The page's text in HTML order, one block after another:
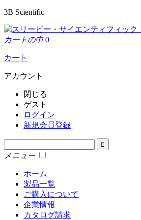
3B Scientific
カートの中 0
カート
アカウント
閉じる
ゲスト
ログイン
新規会員登録
メニュー
ホーム
製品一覧
ご購入について
企業情報
カタログ請求